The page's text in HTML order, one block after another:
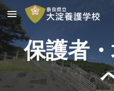
Skip to main content
保護者